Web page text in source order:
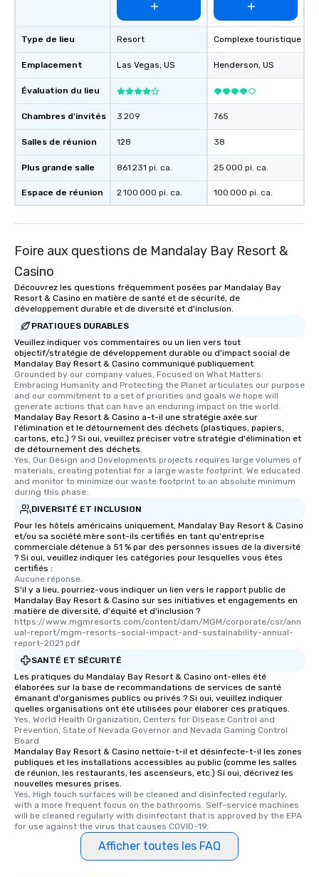
Type de lieu
Emplacement
Évaluation du lieu
Chambres d'invités
Salles de réunion
Plus grande salle
Espace de réunion
Resort
Las Vegas, US
3 209
128
861 231 pi. ca.
2 100 000 pi. ca.
Complexe touristique
Henderson, US
765
38
25 000 pi. ca.
100 000 pi. ca.
Foire aux questions de Mandalay Bay Resort &
Casino
Découvrez les questions fréquemment posées par Mandalay Bay
Resort & Casino en matière de santé et de sécurité, de
développement durable et de diversité et d'inclusion.
PRATIQUES DURABLES
Veuillez indiquer vos commentaires ou un lien vers tout
objectif/stratégie de développement durable ou d'impact social de
Mandalay Bay Resort & Casino communiqué publiquement.
Grounded by our company values, Focused on What Matters:
Embracing Humanity and Protecting the Planet articulates our purpose
and our commitment to a set of priorities and goals we hope will
generate actions that can have an enduring impact on the world.
Mandalay Bay Resort & Casino a-t-il une stratégie axée sur
l'élimination et le détournement des déchets (plastiques, papiers,
cartons, etc.) ? Si oui, veuillez préciser votre stratégie d'élimination et
de détournement des déchets.
Yes, Our Design and Developments projects requires large volumes of
materials, creating potential for a large waste footprint. We educated
and monitor to minimize our waste footprint to an absolute minimum
during this phase.
DIVERSITÉ ET INCLUSION
Pour les hôtels américains uniquement, Mandalay Bay Resort & Casino
et/ou sa société mère sont-ils certifiés en tant qu'entreprise
commerciale détenue à 51 % par des personnes issues de la diversité
? Si oui, veuillez indiquer les catégories pour lesquelles vous êtes
certifiés :
Aucune réponse.
S'il y a lieu, pourriez-vous indiquer un lien vers le rapport public de
Mandalay Bay Resort & Casino sur ses initiatives et engagements en
matière de diversité, d'équité et d'inclusion ?
https://www.mgmresorts.com/content/dam/MGM/corporate/csr/ann
ual-report/mgm-resorts-social-impact-and-sustainability-annual-
report-2021.pdf
SANTÉ ET SÉCURITÉ
Les pratiques du Mandalay Bay Resort & Casino ont-elles été
élaborées sur la base de recommandations de services de santé
émanant d'organismes publics ou privés ? Si oui, veuillez indiquer
quelles organisations ont été utilisées pour élaborer ces pratiques.
Yes, World Health Organization, Centers for Disease Control and
Prevention, State of Nevada Governor and Nevada Gaming Control
Board
Mandalay Bay Resort & Casino nettoie-t-il et désinfecte-t-il les zones
publiques et les installations accessibles au public (comme les salles
de réunion, les restaurants, les ascenseurs, etc.) Si oui, décrivez les
nouvelles mesures prises.
Yes, High touch surfaces will be cleaned and disinfected regularly,
with a more frequent focus on the bathrooms. Self-service machines
will be cleaned regularly with disinfectant that is approved by the EPA
for use against the virus that causes COVID-19.
Afficher toutes les FAQ